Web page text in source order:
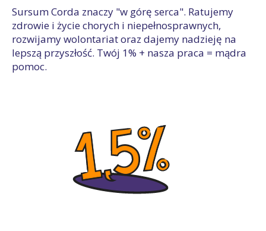
Sursum Corda znaczy "w górę serca". Ratujemy
zdrowie i życie chorych i niepełnosprawnych,
rozwijamy wolontariat oraz dajemy nadzieję na
lepszą przyszłość. Twój 1% + nasza praca = mądra
pomoc.